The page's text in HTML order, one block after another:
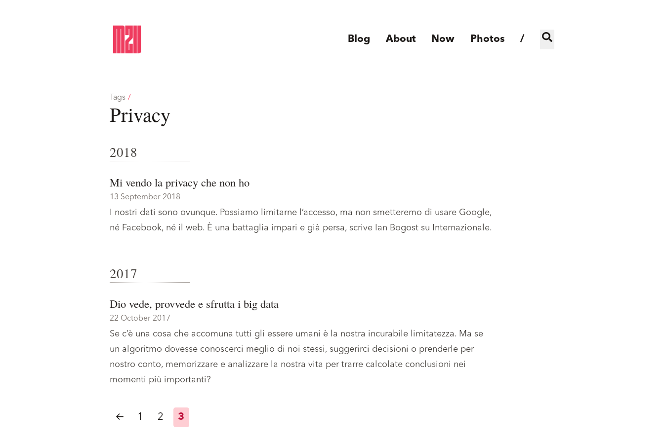
Blog About Now Photos /
Tags /
Privacy
2018
Mi vendo la privacy che non ho
13 September 2018
I nostri dati sono ovunque. Possiamo limitarne l’accesso, ma non smetteremo di usare Google,
né Facebook, né il web. È una battaglia impari e già persa, scrive Ian Bogost su Internazionale.
2017
Dio vede, provvede e sfrutta i big data
22 October 2017
Se c’è una cosa che accomuna tutti gli essere umani è la nostra incurabile limitatezza. Ma se
un algoritmo dovesse conoscerci meglio di noi stessi, suggerirci decisioni o prenderle per
nostro conto, memorizzare e analizzare la nostra vita per trarre calcolate conclusioni nei
momenti più importanti?
← 1 2 3